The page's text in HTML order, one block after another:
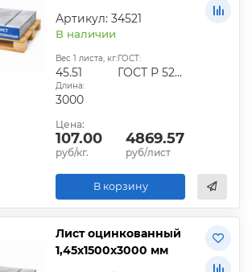
Артикул: 34521
В наличии
Вес 1 листа, кг:
45.51
ГОСТ:
ГОСТ Р 52246-2016
Длина:
3000
Цена:
107.00
руб/кг.
4869.57
руб/лист
В корзину
Лист оцинкованный
1,45х1500х3000 мм